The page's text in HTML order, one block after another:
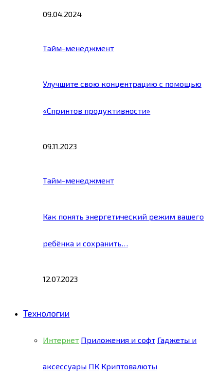
09.04.2024
Тайм-менеджмент
Улучшите свою концентрацию с помощью
«Спринтов продуктивности»
09.11.2023
Тайм-менеджмент
Как понять энергетический режим вашего
ребёнка и сохранить…
12.07.2023
Технологии
Интернет Приложения и софт Гаджеты и
аксессуары ПК Криптовалюты